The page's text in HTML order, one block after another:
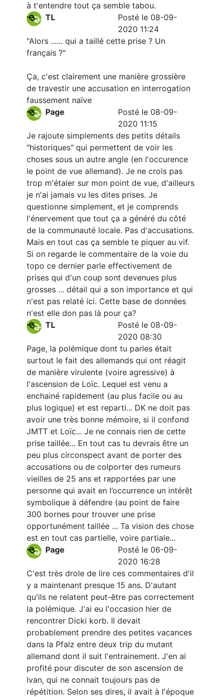
à t'entendre tout ça semble tabou.
TL
Posté le 08-09-
2020 11:24
"Alors ...... qui a taillé cette prise ? Un
français ?"
Ça, c'est clairement une manière grossière
de travestir une accusation en interrogation
faussement naïve
Page
Posté le 08-09-
2020 11:15
Je rajoute simplements des petits détails
"historiques" qui permettent de voir les
choses sous un autre angle (en l'occurence
le point de vue allemand). Je ne crois pas
trop m'étaler sur mon point de vue, d'ailleurs
je n'ai jamais vu les dites prises. Je
questionne simplement, et je comprends
l'énervement que tout ça a généré du côté
de la communauté locale. Pas d'accusations.
Mais en tout cas ça semble te piquer au vif.
Si on regarde le commentaire de la voie du
topo ce dernier parle effectivement de
prises qui d'un coup sont devenues plus
grosses ... détail qui a son importance et qui
n'est pas relaté ici. Cette base de données
n'est elle don pas là pour ça?
TL
Posté le 08-09-
2020 08:30
Page, la polémique dont tu parles était
surtout le fait des allemands qui ont réagit
de manière virulente (voire agressive) à
l'ascension de Loïc. Lequel est venu a
enchainé rapidement (au plus facile ou au
plus logique) et est reparti... DK ne doit pas
avoir une très bonne mémoire, si il confond
JMTT et Loïc... Je ne connais rien de cette
prise taillée... En tout cas tu devrais être un
peu plus circonspect avant de porter des
accusations ou de colporter des rumeurs
vieilles de 25 ans et rapportées par une
personne qui avait en l’occurrence un intérêt
symbolique à défendre (au point de faire
300 bornes pour trouver une prise
opportunément taillée ... Ta vision des chose
est en tout cas partielle, voire partiale...
Page
Posté le 06-09-
2020 16:28
C'est très drole de lire ces commentaires d'il
y a maintenant presque 15 ans. D'autant
qu'ils ne relatent peut-être pas correctement
la polémique. J'ai eu l'occasion hier de
rencontrer Dicki korb. Il devait
probablement prendre des petites vacances
dans la Pfalz entre deux trip du mutant
allemand dont il suit l'entrainement. J'en ai
profité pour discuter de son ascension de
Ivan, qui ne connait toujours pas de
répétition. Selon ses dires, il avait à l'époque